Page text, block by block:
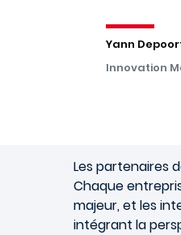
Yann
Innovation
Les partenaires
Chaque
majeur, et les
intégrant la